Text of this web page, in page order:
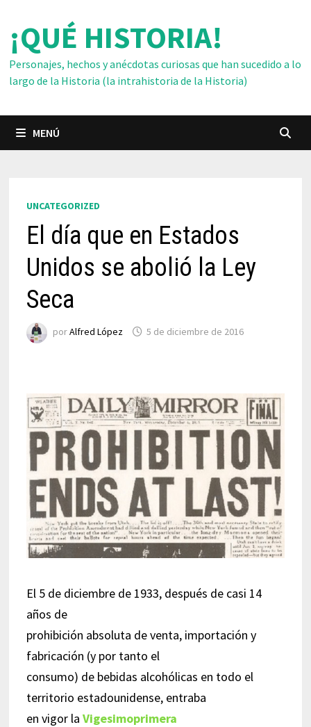
contenido
¡QUÉ HISTORIA!
Personajes, hechos y anécdotas curiosas que han sucedido a lo
largo de la Historia (la intrahistoria de la Historia)
MENÚ
UNCATEGORIZED
El día que en Estados
Unidos se abolió la Ley
Seca
porAlfred López 5 de diciembre de 2016
El 5 de diciembre de 1933, después de casi 14
años de
prohibición absoluta de venta, importación y
fabricación (y por tanto el
consumo) de bebidas alcohólicas en todo el
territorio estadounidense, entraba
en vigor la Vigesimoprimera